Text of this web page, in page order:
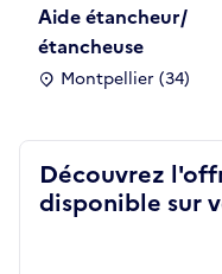
Aide étancheur/
étancheuse
Montpellier (34)
Découvrez
disponible sur